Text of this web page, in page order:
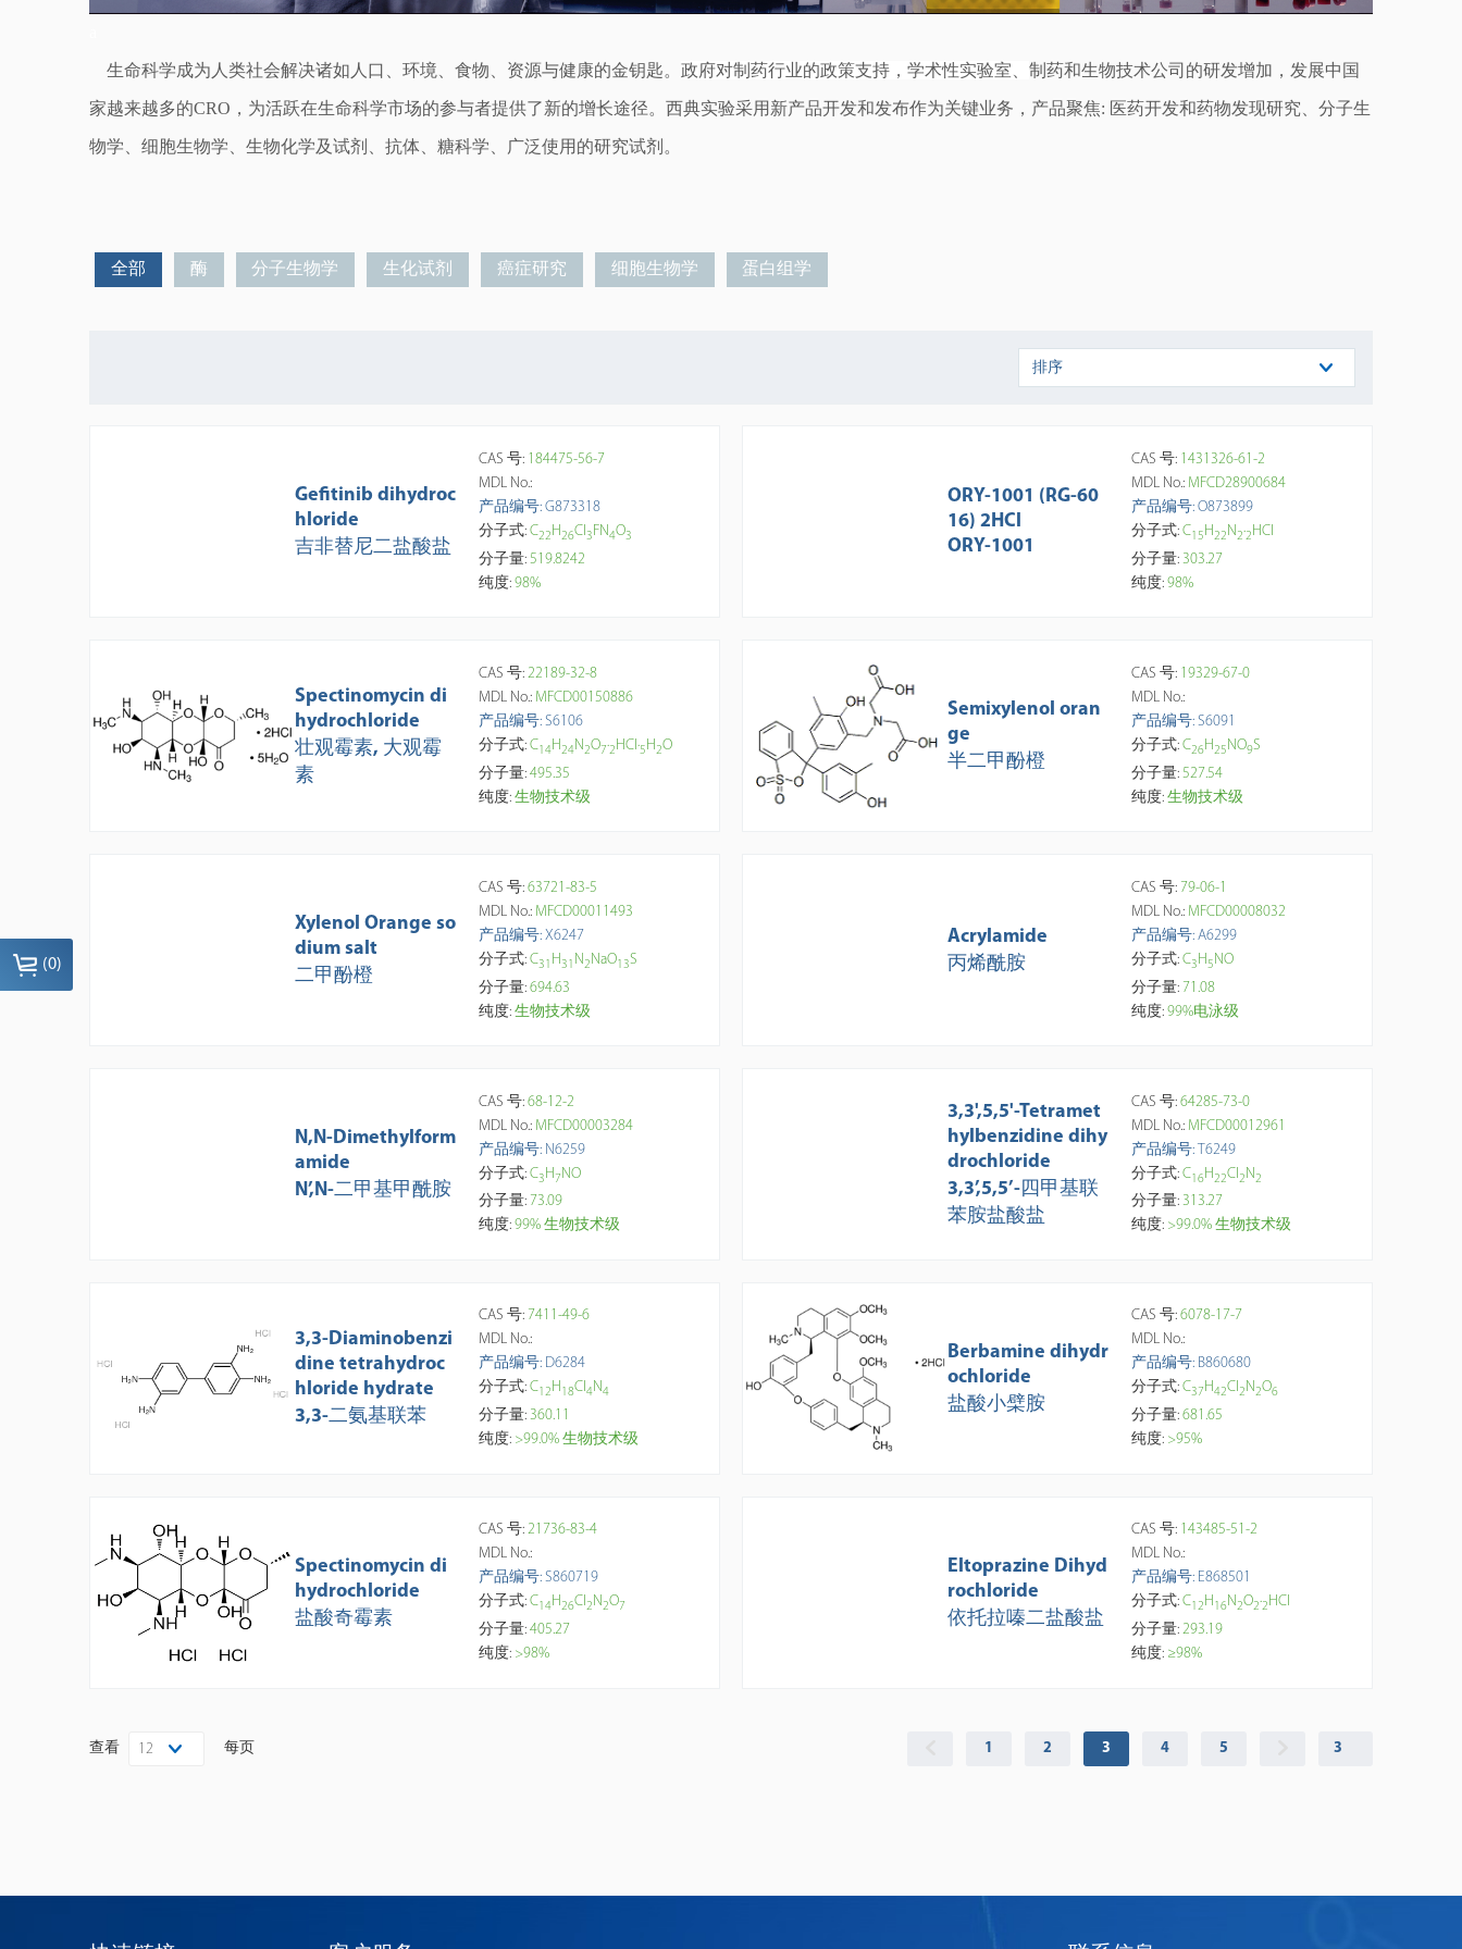
生命科学成为人类社会解决诸如人口、环境、食物、资源与健康的金钥匙。 政府对制药行业的政策支持，学术性实验室 制药和生物技术公司的研发增加，发展中国
家越来越多的CRO，为活跃在生命科学市场的参与者提供了新的增长途径。 西典实验采用新产品开发和发布作为关键业务，产品聚焦: 医药开发和药物发现研究、分子生
物学、细胞生物学、生物化学及试剂、抗体 、糖科学 、广泛使用的研究试剂。
全部 酶 分子生物学 生化试剂 癌症研究 细胞生物学 蛋白组学
排序
Gefitinib dihydroc
hloride
吉非替尼二盐酸盐
CAS 号: 184475-56-7
MDL No.:
产品编号: G873318
分子式: C22H26Cl3FN4O3
分子量: 519.8242
纯度: 98%
ORY-1001 (RG-60
16) 2HCl
ORY-1001
CAS 号: 1431326-61-2
MDL No.: MFCD28900684
产品编号: O873899
分子式: C1 5H22N2·2HCl
分子量: 303.27
纯度: 98%
Spectinomycin di
hydrochloride
壮观霉素, 大观霉
素
CAS 号: 22189-32-8
MDL No.: MFCD00150886
产品编号: S6106
分子式: C1 4H24N2O7·2 HCl·5 H2O
分子量: 495.35
纯度: 生物技术级
Semixylenol oran
ge
半二甲酚橙
CAS 号: 19329-67-0
MDL No.:
产品编号: S6091
分子式: C26H25 NO9S
分子量: 527.54
纯度: 生物技术级
Xylenol Orange so
dium salt
二甲酚橙
CAS 号: 63721-83-5
MDL No.: MFCD00011493
产品编号: X6247
分子式: C31 H31 N2NaO1 3S
分子量: 694.63
纯度: 生物技术级
Acrylamide
丙烯酰胺
CAS 号: 79-06-1
MDL No.: MFCD00008032
产品编号: A6299
分子式: C3 H5NO
分子量: 71.08
纯度: 99%电泳级
N,N-Dimethylform
amide
N’,N-二甲基甲酰胺
CAS 号: 68-12-2
MDL No.: MFCD00003284
产品编号: N6259
分子式: C3 H7NO
分子量: 73.09
纯度: 99% 生物技术级
3,3',5,5'-Tetramet
hylbenzidine dihy
drochloride
3,3’,5,5’-四甲基联
苯胺盐酸盐
CAS 号: 64285-73-0
MDL No.: MFCD00012961
产品编号: T6249
分子式: C1 6H 22Cl 2N2
分子量: 313.27
纯度: >99.0% 生物技术级
3,3-Diaminobenzi
dine tetrahydroc
hloride hydrate
3,3-二氨基联苯
CAS 号: 7411-49-6
MDL No.:
产品编号: D6284
分子式: C1 2H 8Cl4N4
分子量: 360.11
纯度: >99.0% 生物技术级
Berbamine dihydr
ochloride
盐酸小檗胺
CAS 号: 6078-17-7
MDL No.:
产品编号: B860680
分子式: C37H42Cl2N2O6
分子量: 681.65
纯度: >95%
Spectinomycin di
hydrochloride
盐酸奇霉素
CAS 号: 21736-83-4
MDL No.:
产品编号: S860719
分子式: C1 4H26Cl2N2O7
分子量: 405.27
纯度: >98%
Eltoprazine Dihyd
rochloride
依托拉嗪二盐酸盐
CAS 号: 143485-51-2
MDL No.:
产品编号: E868501
分子式: C1 2H1 6N2O2·2HCl
分子量: 293.19
纯度: ≥98%
查看 12 每页 1 2 3 4 5
(0)